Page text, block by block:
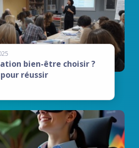
bien-être choisir ?
réussir